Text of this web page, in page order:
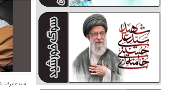
سیدعلیرضا